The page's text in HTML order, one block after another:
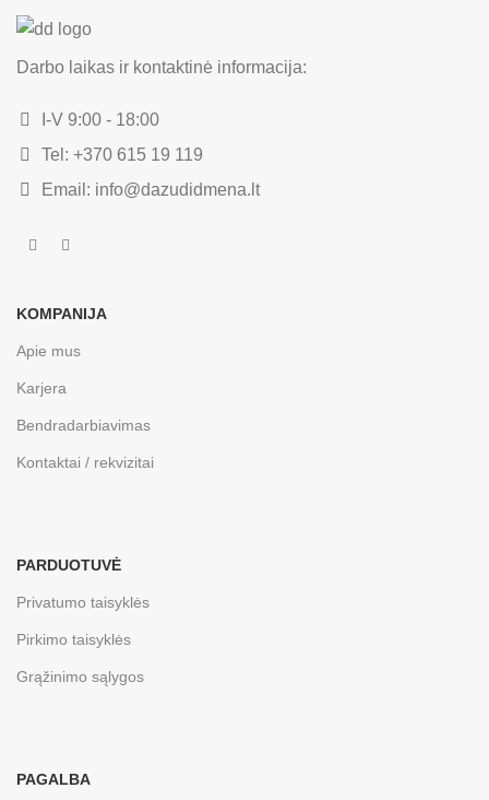
Darbo laikas ir kontaktinė informacija:
I-V 9:00 - 18:00
Tel: +370 615 19 119
Email: info@dazudidmena.lt
KOMPANIJA
Apie mus
Karjera
Bendradarbiavimas
Kontaktai / rekvizitai
PARDUOTUVĖ
Privatumo taisyklės
Pirkimo taisyklės
Grąžinimo sąlygos
PAGALBA